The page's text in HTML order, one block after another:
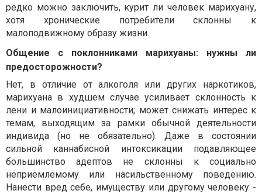
редко можно заключить, курит ли человек марихуану,
хотя хронические потребители склонны к
малоподвижному образу жизни.
Общение с поклонниками марихуаны: нужны ли
предосторожности?
Нет, в отличие от алкоголя или других наркотиков,
марихуана в худшем случае усиливает склонность к
лени и малоинициативности; может снижать интерес к
темам, выходящим за рамки обычной деятельности
индивида (но не обязательно). Даже в состоянии
сильной каннабисной интоксикации подавляющее
большинство адептов не склонны к социально
неприемлемому или насильственному поведению.
Нанести вред себе, имуществу или другому человеку -